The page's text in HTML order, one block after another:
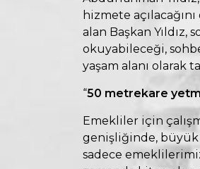
hizmete
alan Başkan
okuyabileceği,
yaşam alanı olarak
“50 metrekare
Emekliler için
genişliğinde, büyük
sadece